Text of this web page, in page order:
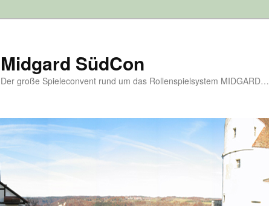
Midgard SüdCon
Der große Spieleconvent rund um das Rollenspielsystem MIDGARD…